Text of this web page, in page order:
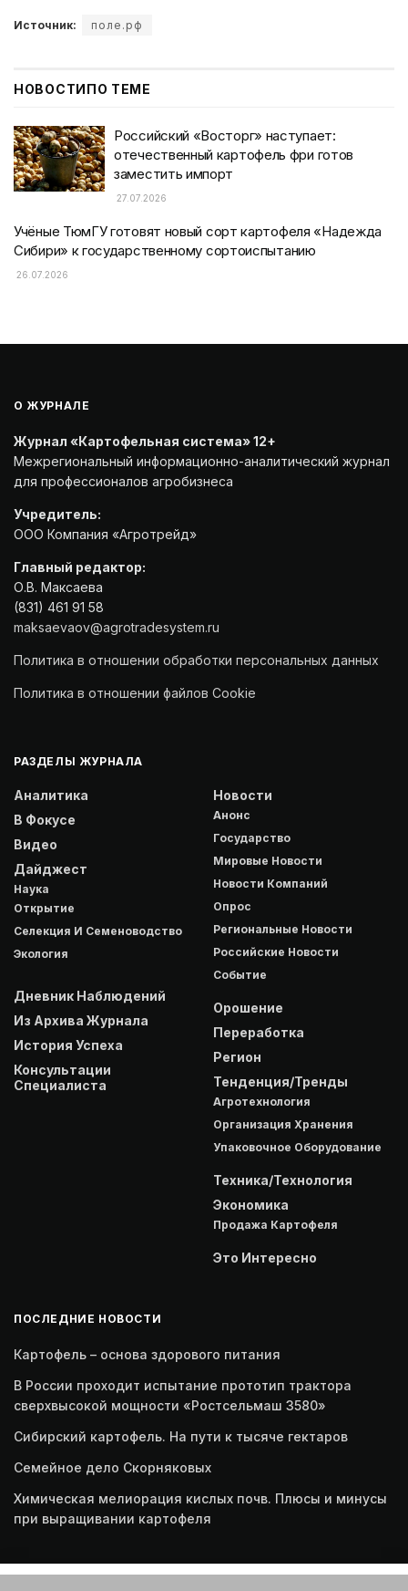
Источник: поле.рф
НОВОСТИПО ТЕМЕ
Российский «Восторг» наступает:
отечественный картофель фри готов
заместить импорт
27.07.2026
Учёные ТюмГУ готовят новый сорт картофеля «Надежда
Сибири» к государственному сортоиспытанию
26.07.2026
О ЖУРНАЛЕ
Журнал «Картофельная система» 12+
Межрегиональный информационно-аналитический журнал
для профессионалов агробизнеса
Учредитель:
ООО Компания «Агротрейд»
Главный редактор:
О.В. Максаева
(831) 461 91 58
maksaevaov@agrotradesystem.ru
Политика в отношении обработки персональных данных
Политика в отношении файлов Cookie
РАЗДЕЛЫ ЖУРНАЛА
Аналитика
В Фокусе
Видео
Дайджест
Наука
Открытие
Селекция И Семеноводство
Экология
Дневник Наблюдений
Из Архива Журнала
История Успеха
Консультации
Специалиста
Новости
Анонс
Государство
Мировые Новости
Новости Компаний
Опрос
Региональные Новости
Российские Новости
Событие
Орошение
Переработка
Регион
Тенденция/Тренды
Агротехнология
Организация Хранения
Упаковочное Оборудование
Техника/Технология
Экономика
Продажа Картофеля
Это Интересно
ПОСЛЕДНИЕ НОВОСТИ
Картофель – основа здорового питания
В России проходит испытание прототип трактора
сверхвысокой мощности «Ростсельмаш 3580»
Сибирский картофель. На пути к тысяче гектаров
Семейное дело Скорняковых
Химическая мелиорация кислых почв. Плюсы и минусы
при выращивании картофеля